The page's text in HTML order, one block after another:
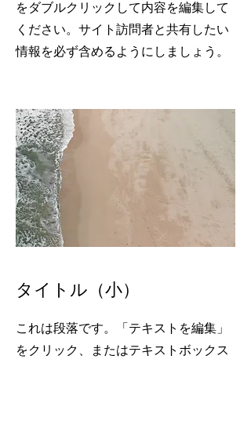
をダブルクリックして内容を編集して
ください。サイト訪問者と共有したい
情報を必ず含めるようにしましょう。
タイトル（小）
これは段落です。「テキストを編集」
をクリック、またはテキストボックス